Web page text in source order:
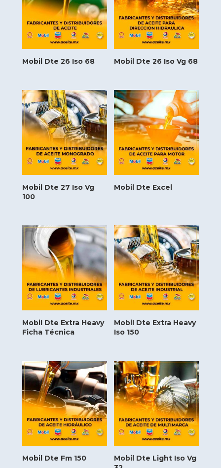
Mobil Dte 26 Iso 68 Mobil Dte 26 Iso Vg 68
Mobil Dte 27 Iso Vg
100
Mobil Dte Excel
Mobil Dte Extra Heavy
Ficha Técnica
Mobil Dte Extra Heavy
Iso 150
Mobil Dte Fm 150
Mobil Dte Light Iso Vg